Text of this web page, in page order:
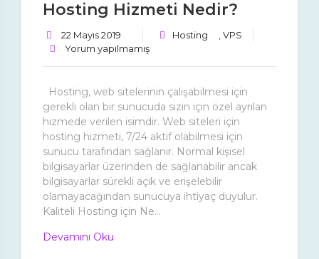
Hosting Hizmeti Nedir?
22 Mayıs 2019 Hosting
VPS
Yorum yapılmamış
Hosting, web sitelerinin çalışabilmesi için
gerekli olan bir sunucuda sizin için özel ayrılan
hizmede verilen isimdir. Web siteleri için
hosting hizmeti, 7/24 aktif olabilmesi için
sunucu tarafından sağlanır. Normal kişisel
bilgisayarlar üzerinden de sağlanabilir ancak
bilgisayarlar sürekli açık ve erişelebilir
olamayacağından sunucuya ihtiyaç duyulur.
Kaliteli Hosting için Ne...
Devamını Oku